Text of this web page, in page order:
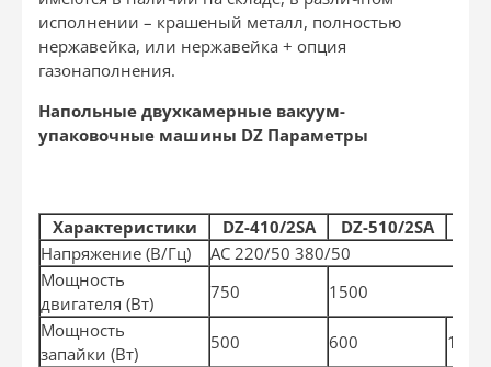
исполнении – крашеный металл, полностью
нержавейка, или нержавейка + опция
газонаполнения.
Напольные двухкамерные вакуум-
упаковочные машины DZ Параметры
Характеристики DZ-410/2SA DZ-510/2SA
Напряжение (В/Гц)
AC 220/50 380/50
Мощность
двигателя (Вт)
750
1500
Мощность
запайки (Вт)
500 600
1000